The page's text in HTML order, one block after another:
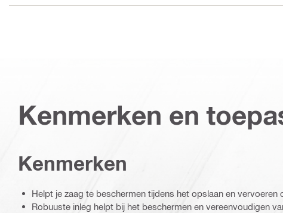
Kenmerken en
Kenmerken
Helpt je zaag te beschermen tijdens het opslaan en vervoeren
Robuuste inleg helpt bij het beschermen en vereenvoudigen